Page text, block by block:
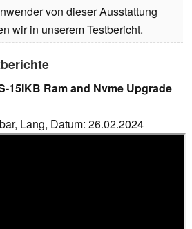
von dieser Ausstattung
wir in unserem Testbericht.
15IKB Ram and Nvme Upgrade
Lang, Datum: 26.02.2024